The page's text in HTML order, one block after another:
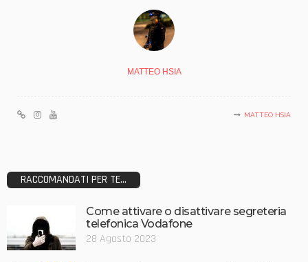
MATTEO HSIA
MATTEO HSIA
RACCOMANDATI PER TE...
Come attivare o disattivare segreteria
telefonica Vodafone
28 Agosto 2023